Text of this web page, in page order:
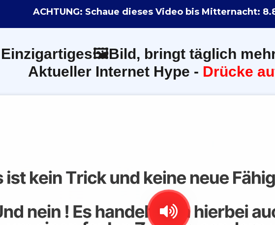
ACHTUNG: Schaue dieses Video bis Mitternacht:
Einzigartiges🖼️Bild, bringt täglich
Aktueller Internet Hype - Drücke